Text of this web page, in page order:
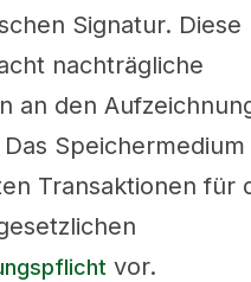
Signatur. Diese
nachträgliche
an den
Transaktionen für
vor.